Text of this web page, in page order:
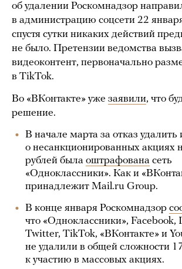
об удалении Роскомнадзор
в администрацию соцсети 22
спустя сутки никаких действий
не было. Претензии ведомства
видеоконтент, первоначально
в TikTok.
Во «ВКонтакте» уже заявили, что
решение.
В начале марта за отказ
о несанкционированных акциях
рублей была оштрафована сеть
«Одноклассники». Как и
принадлежит Mail.ru Group.
В конце января Роскомнадзор
что «Одноклассники», Facebook,
Twitter, TikTok, «ВКонтакте» и
не удалили в общей сложности
к участию в массовых акциях.